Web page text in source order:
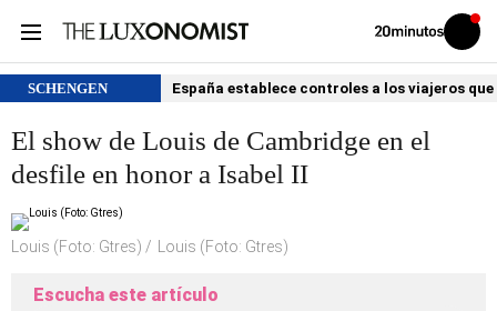
Volver
Iniciar
sesión
SCHENGEN España establece controles a los viajeros
El show de Louis de Cambridge en el
desfile en honor a Isabel II
Louis (Foto: Gtres) Louis (Foto: Gtres)
Escucha este artículo